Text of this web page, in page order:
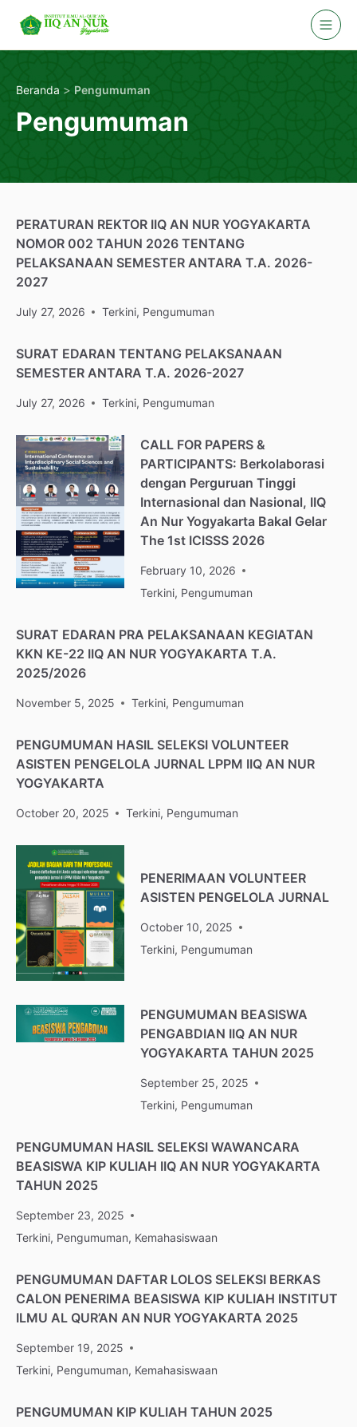
content
Beranda > Pengumuman
Pengumuman
PERATURAN REKTOR IIQ AN NUR YOGYAKARTA
NOMOR 002 TAHUN 2026 TENTANG
PELAKSANAAN SEMESTER ANTARA T.A. 2026-
2027
July 27, 2026 Terkini, Pengumuman
SURAT EDARAN TENTANG PELAKSANAAN
SEMESTER ANTARA T.A. 2026-2027
July 27, 2026 Terkini, Pengumuman
CALL FOR PAPERS &
PARTICIPANTS: Berkolaborasi
dengan Perguruan Tinggi
Internasional dan Nasional, IIQ
An Nur Yogyakarta Bakal Gelar
The 1st ICISSS 2026
February 10, 2026
Terkini, Pengumuman
SURAT EDARAN PRA PELAKSANAAN KEGIATAN
KKN KE-22 IIQ AN NUR YOGYAKARTA T.A.
2025/2026
November 5, 2025 Terkini, Pengumuman
PENGUMUMAN HASIL SELEKSI VOLUNTEER
ASISTEN PENGELOLA JURNAL LPPM IIQ AN NUR
YOGYAKARTA
October 20, 2025 Terkini, Pengumuman
PENERIMAAN VOLUNTEER
ASISTEN PENGELOLA JURNAL
October 10, 2025
Terkini, Pengumuman
PENGUMUMAN BEASISWA
PENGABDIAN IIQ AN NUR
YOGYAKARTA TAHUN 2025
September 25, 2025
Terkini, Pengumuman
PENGUMUMAN HASIL SELEKSI WAWANCARA
BEASISWA KIP KULIAH IIQ AN NUR YOGYAKARTA
TAHUN 2025
September 23, 2025
Terkini, Pengumuman, Kemahasiswaan
PENGUMUMAN DAFTAR LOLOS SELEKSI BERKAS
CALON PENERIMA BEASISWA KIP KULIAH INSTITUT
ILMU AL QUR’AN AN NUR YOGYAKARTA 2025
September 19, 2025
Terkini, Pengumuman, Kemahasiswaan
PENGUMUMAN KIP KULIAH TAHUN 2025